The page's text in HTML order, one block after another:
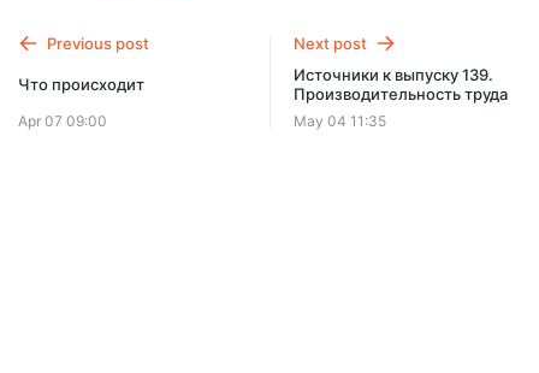
SUBSCRIBE
Previous post
Что происходит
Apr 07 09:00
Next post
Источники к выпуску 139.
Производительность труда
May 04 11:35